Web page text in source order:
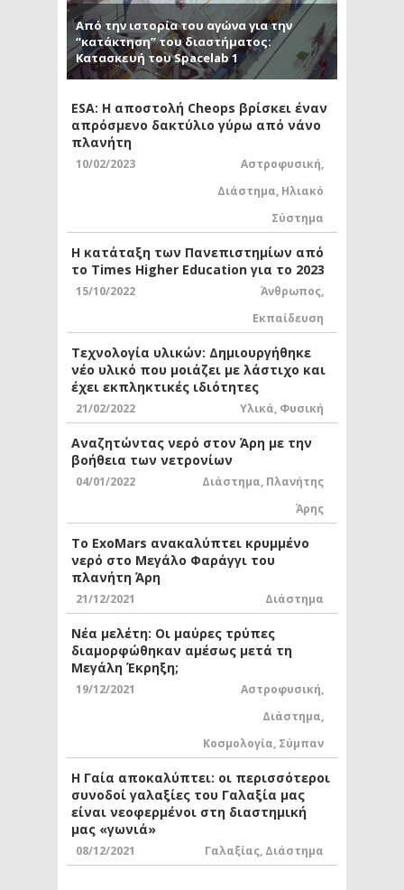
Από την ιστορία του αγώνα για την
“κατάκτηση” του διαστήματος:
Κατασκευή του Spacelab 1
ESA: Η αποστολή Cheops βρίσκει έναν
απρόσμενο δακτύλιο γύρω από νάνο
πλανήτη
10/02/2023 Αστροφυσική,
Διάστημα, Ηλιακό
Σύστημα
Η κατάταξη των Πανεπιστημίων από
το Times Higher Education για το 2023
15/10/2022 Άνθρωπος,
Εκπαίδευση
Τεχνολογία υλικών: Δημιουργήθηκε
νέο υλικό που μοιάζει με λάστιχο και
έχει εκπληκτικές ιδιότητες
21/02/2022 Υλικά, Φυσική
Αναζητώντας νερό στον Άρη με την
βοήθεια των νετρονίων
04/01/2022 Διάστημα, Πλανήτης
Άρης
Το ExoMars ανακαλύπτει κρυμμένο
νερό στο Μεγάλο Φαράγγι του
πλανήτη Άρη
21/12/2021 Διάστημα
Νέα μελέτη: Οι μαύρες τρύπες
διαμορφώθηκαν αμέσως μετά τη
Μεγάλη Έκρηξη;
19/12/2021 Αστροφυσική,
Διάστημα,
Κοσμολογία, Σύμπαν
Η Γαία αποκαλύπτει: οι περισσότεροι
συνοδοί γαλαξίες του Γαλαξία μας
είναι νεοφερμένοι στη διαστημική
μας «γωνιά»
08/12/2021 Γαλαξίας, Διάστημα